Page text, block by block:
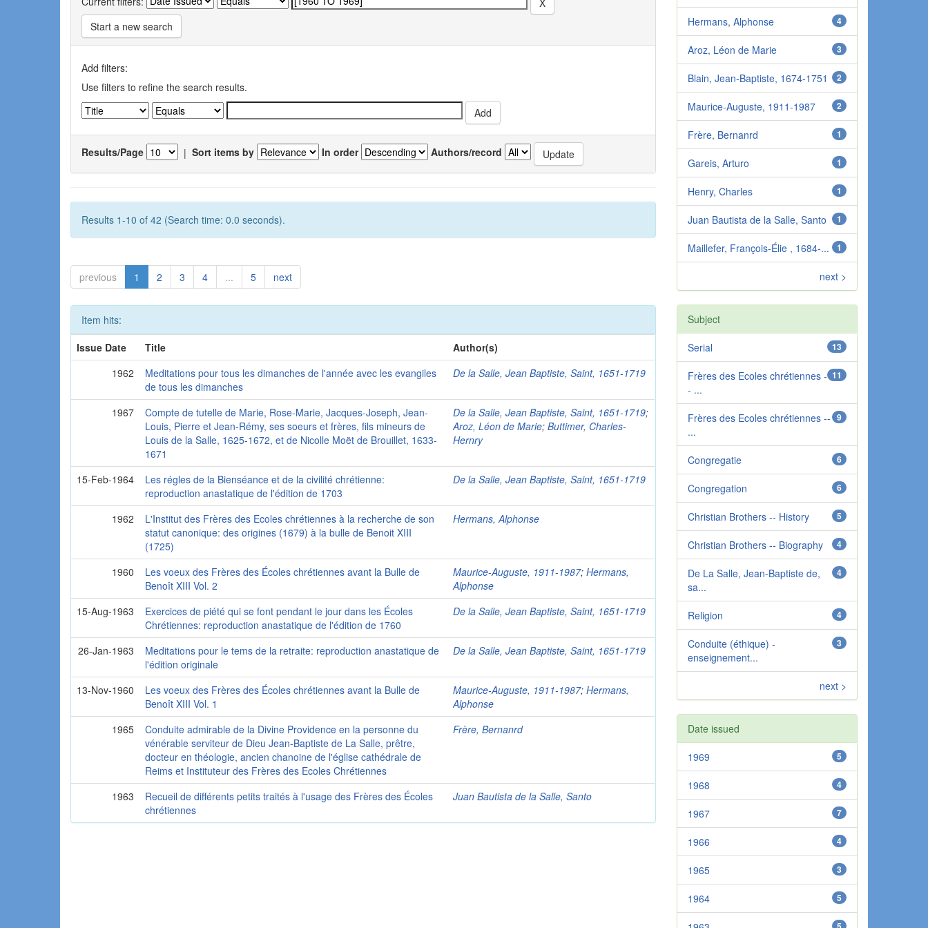
Start a new search
Add filters:
Use filters to refine the search results.
Results/Page | Sort items by In order Authors/record
Results 1-10 of 42 (Search time: 0.0 seconds).
previous 1 2 3 4 ... 5 next
Item hits:
Issue Date
Title
Author(s)
1962
Meditations pour tous les dimanches de l'année avec les evangiles
de tous les dimanches
De la Salle, Jean Baptiste, Saint, 1651-1719
1967
Compte de tutelle de Marie, Rose-Marie, Jacques-Joseph, Jean-
Louis, Pierre et Jean-Rémy, ses soeurs et frères, fils mineurs de
Louis de la Salle, 1625-1672, et de Nicolle Moët de Brouillet, 1633-
1671
De la Salle, Jean Baptiste, Saint, 1651-1719;
Aroz, Léon de Marie;Buttimer, Charles-
Hernry
15-Feb-1964
Les régles de la Bienséance et de la civilité chrétienne:
reproduction anastatique de l'édition de 1703
De la Salle, Jean Baptiste, Saint, 1651-1719
1962
L'Institut des Frères des Ecoles chrétiennes à la recherche de son
statut canonique: des origines (1679) à la bulle de Benoit XIII
(1725)
Hermans, Alphonse
1960
Les voeux des Frères des Écoles chrétiennes avant la Bulle de
Benoît XIII Vol. 2
Maurice-Auguste, 1911-1987;Hermans,
Alphonse
15-Aug-1963
Exercices de piété qui se font pendant le jour dans les Écoles
Chrétiennes: reproduction anastatique de l'édition de 1760
De la Salle, Jean Baptiste, Saint, 1651-1719
26-Jan-1963
Meditations pour le tems de la retraite: reproduction anastatique de
l'édition originale
De la Salle, Jean Baptiste, Saint, 1651-1719
13-Nov-1960
Les voeux des Frères des Écoles chrétiennes avant la Bulle de
Benoît XIII Vol. 1
Maurice-Auguste, 1911-1987;Hermans,
Alphonse
1965
Conduite admirable de la Divine Providence en la personne du
vénérable serviteur de Dieu Jean-Baptiste de La Salle, prêtre,
docteur en théologie, ancien chanoine de l'église cathédrale de
Reims et Instituteur des Frères des Ecoles Chrétiennes
Frère, Bernanrd
1963
Recueil de différents petits traités à l'usage des Frères des Écoles
chrétiennes
Juan Bautista de la Salle, Santo
4
Hermans, Alphonse
3
Aroz, Léon de Marie
2
Blain, Jean-Baptiste, 1674-1751
2
Maurice-Auguste, 1911-1987
1
Frère, Bernanrd
1
Gareis, Arturo
1
Henry, Charles
1
Juan Bautista de la Salle, Santo
1
Maillefer, François-Élie , 1684-...
next >
Subject
13
Serial
11
Frères des Ecoles chrétiennes -
- ...
9
Frères des Ecoles chrétiennes --
...
6
Congregatie
6
Congregation
5
Christian Brothers -- History
4
Christian Brothers -- Biography
4
De La Salle, Jean-Baptiste de,
sa...
4
Religion
3
Conduite (éthique) -
enseignement...
next >
Date issued
5
1969
4
1968
7
1967
4
1966
3
1965
5
1964